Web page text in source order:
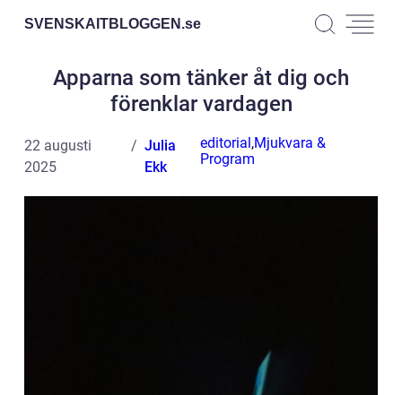
SVENSKAITBLOGGEN.se
Apparna som tänker åt dig och
förenklar vardagen
22 augusti
2025
Julia
Ekk
editorial,Mjukvara &
Program